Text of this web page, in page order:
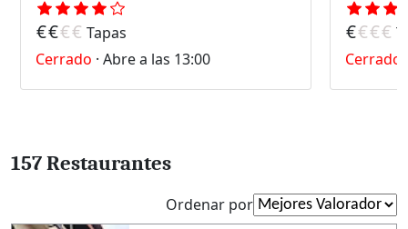
€€€€ Tapas
Cerrado · Abre a las 13:00
€€€€
Cerrado
157 Restaurantes
Ordenar por